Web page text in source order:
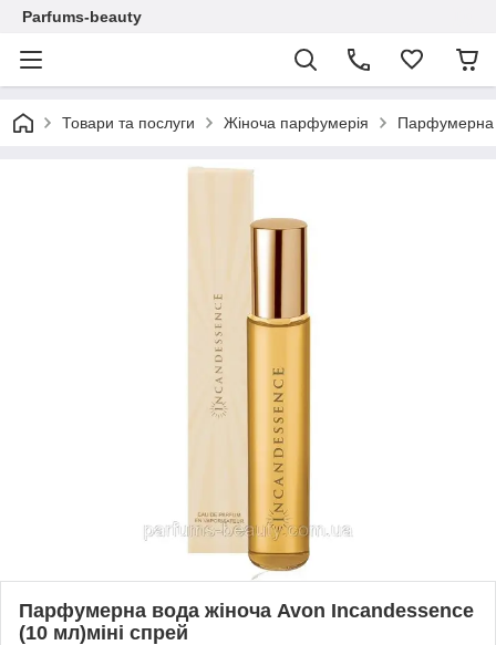
Parfums-beauty
Товари та послуги Жіноча парфумерія Парфумерна
Парфумерна вода жіноча Avon Incandessence
(10 мл)міні спрей